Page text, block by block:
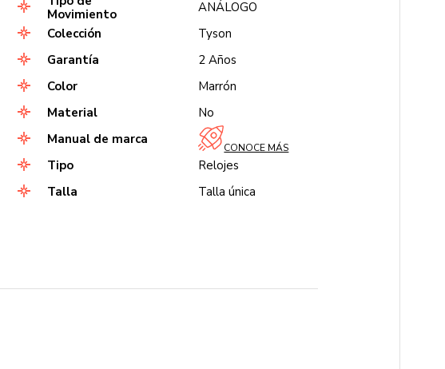
Movimiento
ANÁLOGO
Colección
Tyson
Garantía
2 Años
Color
Marrón
Material
No
Manual de marca
CONOCE MÁS
Tipo
Relojes
Talla
Talla única